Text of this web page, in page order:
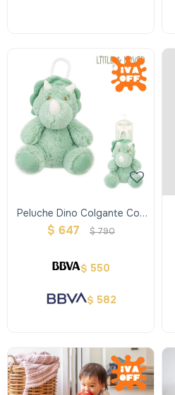
Peluche Dino Colgante Con
Sonajero
$ 647 $790
$ 550
$ 582